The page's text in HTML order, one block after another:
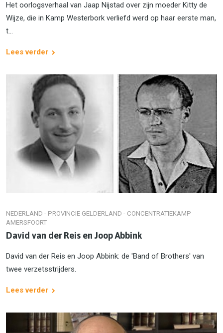
Het oorlogsverhaal van Jaap Nijstad over zijn moeder Kitty de
Wijze, die in Kamp Westerbork verliefd werd op haar eerste man,
t...
Lees verder
NEDERLAND - PROVINCIE GELDERLAND - CONCENTRATIEKAMP
AMERSFOORT
David van der Reis en Joop Abbink
David van der Reis en Joop Abbink: de 'Band of Brothers' van
twee verzetsstrijders.
Lees verder